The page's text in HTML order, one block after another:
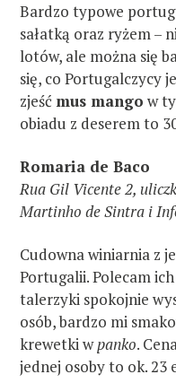
Bardzo typowe
sałatką oraz ryżem –
lotów, ale można się
się, co Portugalczycy
zjeść mus mango w
obiadu z deserem to
Romaria de Baco
Rua Gil Vicente 2,
Martinho de Sintra i
Cudowna winiarnia z
Portugalii. Polecam
talerzyki spokojnie
osób, bardzo mi
krewetki wpanko.
jednej osoby to ok. 23